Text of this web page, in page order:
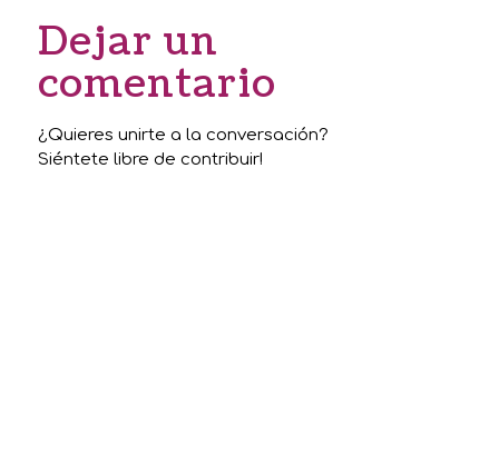
Dejar un
comentario
¿Quieres unirte a la conversación?
Siéntete libre de contribuir!